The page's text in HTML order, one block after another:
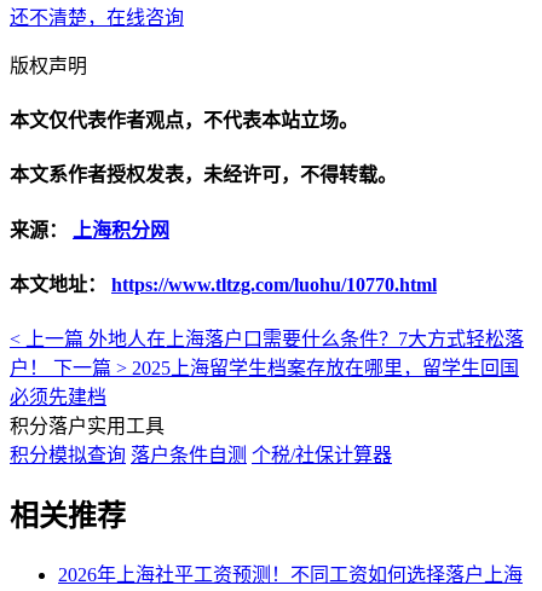
还不清楚，在线咨询
版权声明
本文仅代表作者观点，不代表本站立场。
本文系作者授权发表，未经许可，不得转载。
来源： 上海积分网
本文地址： https://www.tltzg.com/luohu/10770.html
< 上一篇 外地人在上海落户口需要什么条件？7大方式轻松落
户！ 下一篇 > 2025上海留学生档案存放在哪里，留学生回国
必须先建档
积分落户实用工具
积分模拟查询 落户条件自测 个税/社保计算器
相关推荐
2026年上海社平工资预测！不同工资如何选择落户上海